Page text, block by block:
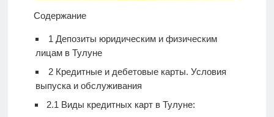
Содержание
1 Депозиты юридическим и физическим
лицам в Тулуне
2Кредитные и дебетовые карты. Условия
выпуска и обслуживания
2.1 Виды кредитных карт в Тулуне: